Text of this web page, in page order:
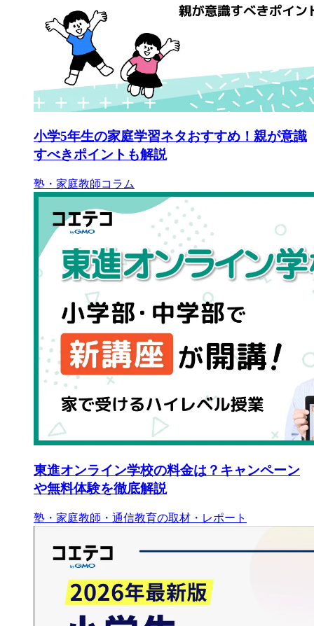
小学5年生の家庭学習ネタおすすめ！親が意識
すべきポイントも解説
塾・家庭教師コラム
東進オンライン学校の料金は？キャンペーン
や無料体験を徹底解説
塾・家庭教師・通信教育の取材・レポート